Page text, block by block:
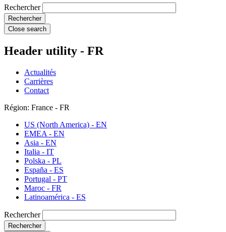
Rechercher
Close search
Header utility - FR
Actualités
Carrières
Contact
Région: France - FR
US (North America) - EN
EMEA - EN
Asia - EN
Italia - IT
Polska - PL
España - ES
Portugal - PT
Maroc - FR
Latinoamérica - ES
Rechercher